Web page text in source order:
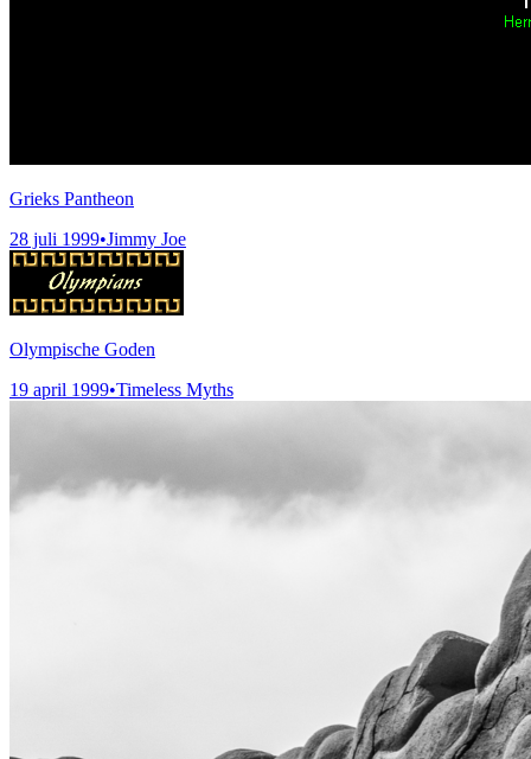
Grieks Pantheon
28 juli 1999•Jimmy Joe
Olympische Goden
19 april 1999•Timeless Myths